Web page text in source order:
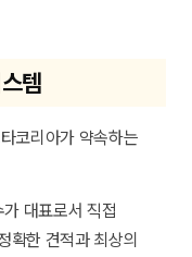
템
코리아가 약속하는
대표로서 직접
확한 견적과 최상의